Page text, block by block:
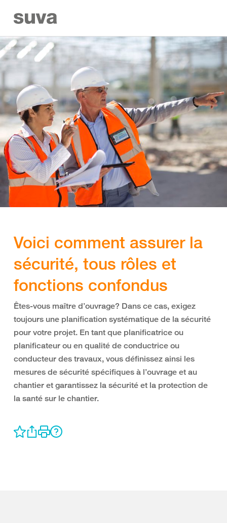
Voici comment assurer la
sécurité, tous rôles et
fonctions confondus
Êtes-vous maître d’ouvrage? Dans ce cas, exigez
toujours une planification systématique de la sécurité
pour votre projet. En tant que planificatrice ou
planificateur ou en qualité de conductrice ou
conducteur des travaux, vous définissez ainsi les
mesures de sécurité spécifiques à l’ouvrage et au
chantier et garantissez la sécurité et la protection de
la santé sur le chantier.